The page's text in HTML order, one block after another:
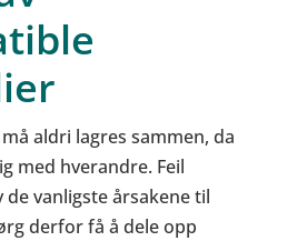
aldri lagres sammen, da
med hverandre. Feil
de vanligste årsakene til
derfor få å dele opp